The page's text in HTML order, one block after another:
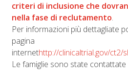
criteri di inclusione che
nella fase di reclutamento.
Per informazioni più dettagliate
pagina
internethttp://clinicaltrial.gov/ct2/
Le famiglie sono state